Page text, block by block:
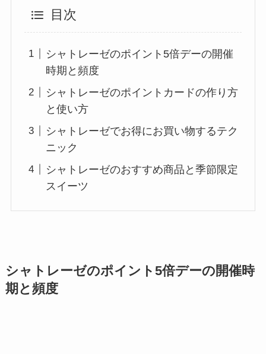
目次
シャトレーゼのポイント5倍デーの開催
時期と頻度
シャトレーゼのポイントカードの作り方
と使い方
シャトレーゼでお得にお買い物するテク
ニック
シャトレーゼのおすすめ商品と季節限定
スイーツ
シャトレーゼのポイント5倍デーの開催時
期と頻度